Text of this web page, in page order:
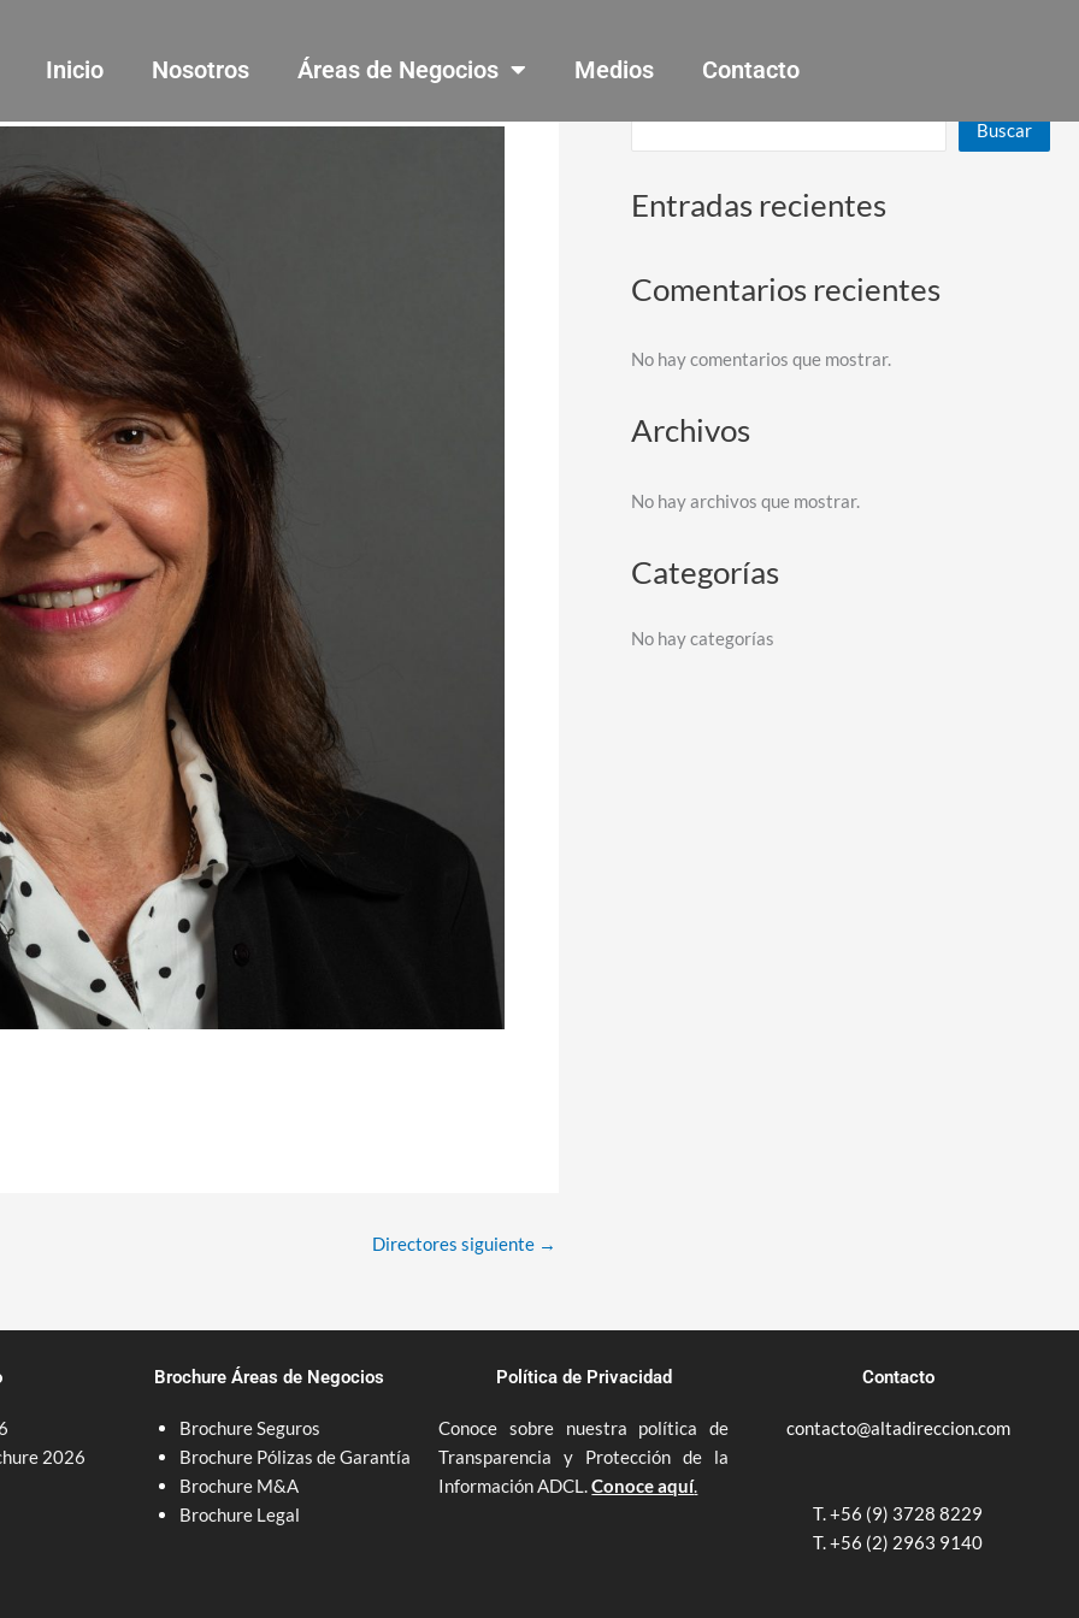
Inicio Nosotros Áreas de Negocios Medios Contacto
Directores siguiente →
Buscar
Entradas recientes
Comentarios recientes
No hay comentarios que mostrar.
Archivos
No hay archivos que mostrar.
Categorías
No hay categorías
2026
Brochure Áreas de Negocios
Brochure Seguros
Brochure Pólizas de Garantía
Brochure M&A
Brochure Legal
Política de Privacidad
Conoce sobre nuestra política de
Transparencia y Protección de la
Información ADCL.Conoce aquí.
Contacto
contacto@altadireccion.com
T. +56 (9) 3728 8229
T. +56 (2) 2963 9140